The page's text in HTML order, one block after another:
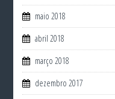
maio 2018
abril 2018
março 2018
dezembro 2017